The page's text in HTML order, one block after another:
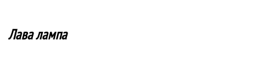
Лава лампа